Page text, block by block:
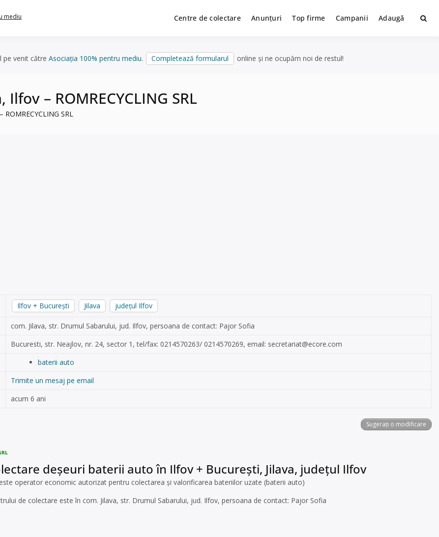
mediu Centre de colectare Anunțuri Top firme Campanii Adaugă
pe venit către Asociația 100% pentru mediu. Completează formularul online și ne ocupăm noi de restul!
– ROMRECYCLING SRL
SRL
Ilfov + București Jilava județul Ilfov
com. Jilava, str. Drumul Sabarului, jud. Ilfov, persoana de contact: Pajor Sofia
Bucuresti, str. Neajlov, nr. 24, sector 1, tel/fax: 0214570263/ 0214570269, email: secretariat@ecore.com
baterii auto
Trimite un mesaj pe email
acum 6 ani
Sugerați o modificare
deșeuri baterii auto în Ilfov + București, Jilava, județul Ilfov
este operator economic autorizat pentru colectarea și valorificarea bateriilor uzate (baterii auto)
de colectare este în com. Jilava, str. Drumul Sabarului, jud. Ilfov, persoana de contact: Pajor Sofia